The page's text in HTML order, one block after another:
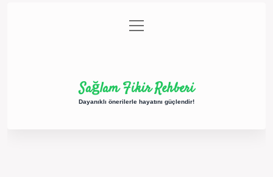
Gizlilik Politikası
menüyü
aç
Sağlam Fikir Rehberi
Dayanıklı önerilerle hayatını güçlendir!